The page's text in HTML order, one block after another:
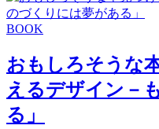
BOOK
おもしろそうな
えるデザイン－
る」